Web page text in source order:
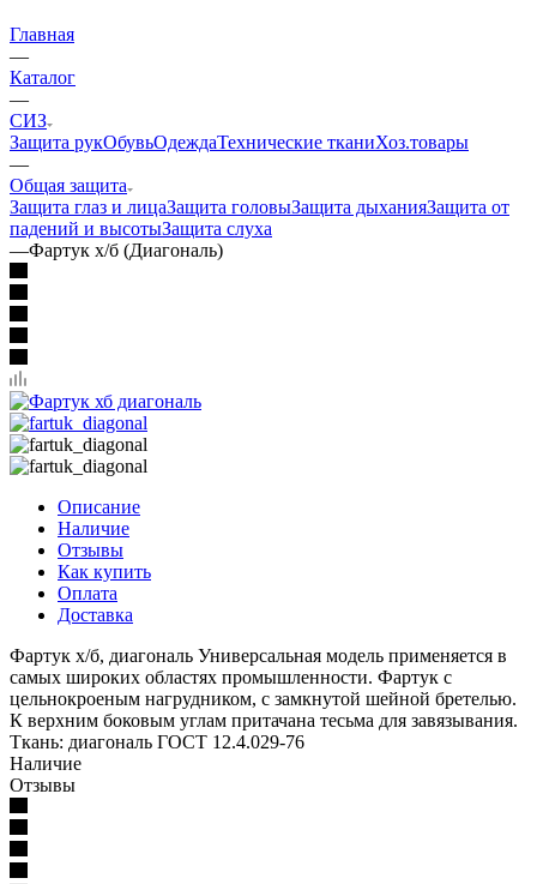
Главная
—
Каталог
—
СИЗ
Защита рукОбувьОдеждаТехнические тканиХоз.товары
—
Общая защита
Защита глаз и лицаЗащита головыЗащита дыханияЗащита от
падений и высотыЗащита слуха
—Фартук х/б (Диагональ)
Описание
Наличие
Отзывы
Как купить
Оплата
Доставка
Фартук х/б, диагональ Универсальная модель применяется в
самых широких областях промышленности. Фартук с
цельнокроеным нагрудником, с замкнутой шейной бретелью.
К верхним боковым углам притачана тесьма для завязывания.
Ткань: диагональ ГОСТ 12.4.029-76
Наличие
Отзывы